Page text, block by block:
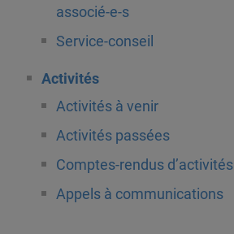
associé-e-s
Service-conseil
Activités
Activités à venir
Activités passées
Comptes-rendus d’activités
Appels à communications